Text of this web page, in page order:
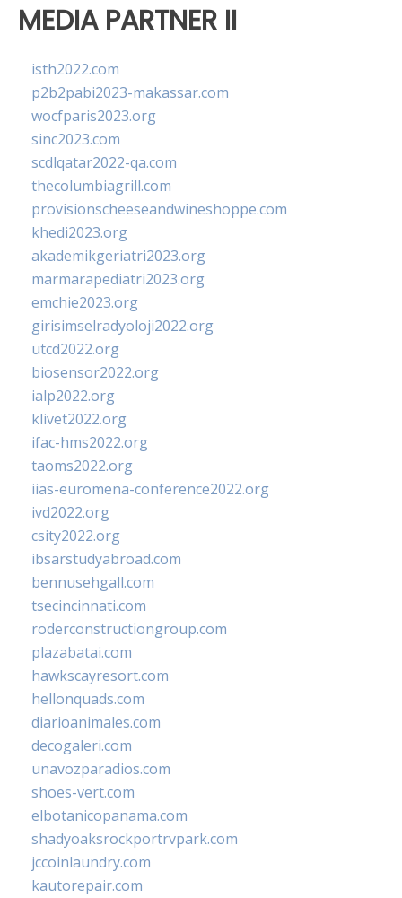
MEDIA PARTNER II
isth2022.com
p2b2pabi2023-makassar.com
wocfparis2023.org
sinc2023.com
scdlqatar2022-qa.com
thecolumbiagrill.com
provisionscheeseandwineshoppe.com
khedi2023.org
akademikgeriatri2023.org
marmarapediatri2023.org
emchie2023.org
girisimselradyoloji2022.org
utcd2022.org
biosensor2022.org
ialp2022.org
klivet2022.org
ifac-hms2022.org
taoms2022.org
iias-euromena-conference2022.org
ivd2022.org
csity2022.org
ibsarstudyabroad.com
bennusehgall.com
tsecincinnati.com
roderconstructiongroup.com
plazabatai.com
hawkscayresort.com
hellonquads.com
diarioanimales.com
decogaleri.com
unavozparadios.com
shoes-vert.com
elbotanicopanama.com
shadyoaksrockportrvpark.com
jccoinlaundry.com
kautorepair.com